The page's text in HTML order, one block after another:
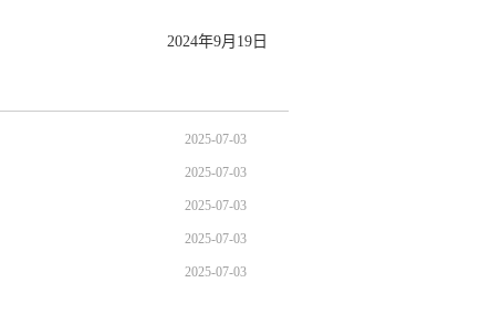
2024年9月19日
2025-07-03
2025-07-03
2025-07-03
2025-07-03
2025-07-03